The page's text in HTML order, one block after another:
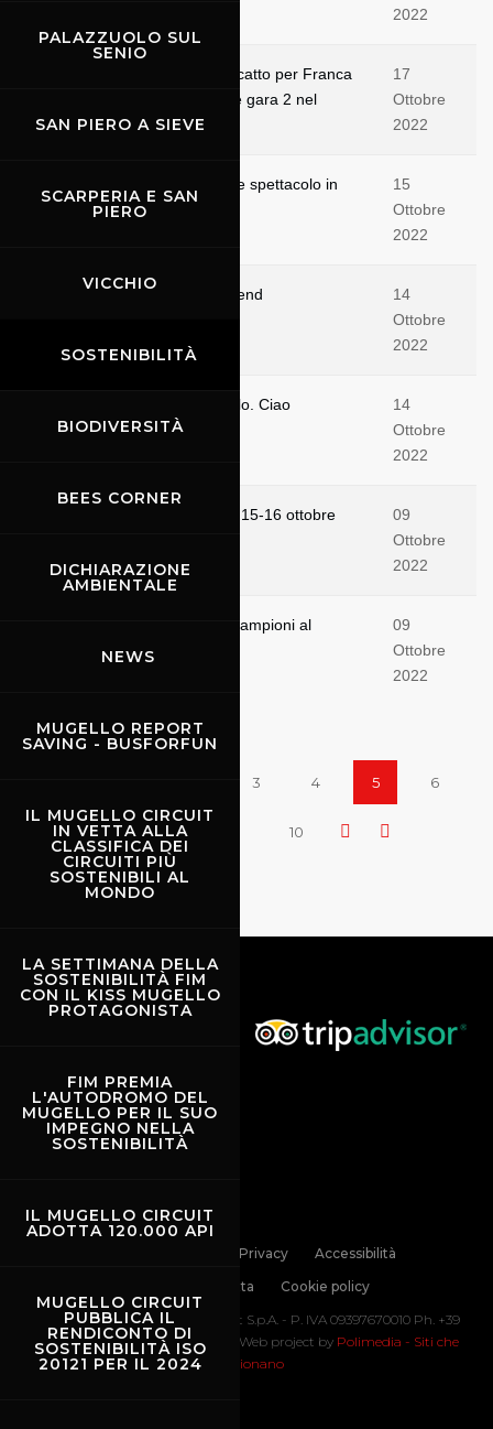
PALAZZUOLO SUL
SENIO
SAN PIERO A SIEVE
SCARPERIA E SAN
PIERO
VICCHIO
SOSTENIBILITÀ
BIODIVERSITÀ
BEES CORNER
DICHIARAZIONE
AMBIENTALE
NEWS
MUGELLO REPORT
SAVING - BUSFORFUN
IL MUGELLO CIRCUIT
IN VETTA ALLA
CLASSIFICA DEI
CIRCUITI PIÙ
SOSTENIBILI AL
MONDO
LA SETTIMANA DELLA
SOSTENIBILITÀ FIM
CON IL KISS MUGELLO
PROTAGONISTA
FIM PREMIA
L'AUTODROMO DEL
MUGELLO PER IL SUO
IMPEGNO NELLA
SOSTENIBILITÀ
IL MUGELLO CIRCUIT
ADOTTA 120.000 API
MUGELLO CIRCUIT
PUBBLICA IL
RENDICONTO DI
SOSTENIBILITÀ ISO
20121 PER IL 2024
2022
Mugello Racing Weekend: riscatto per Franca
in Rs Cup, Francisci si prende gara 2 nel
Master Tricolore Prototipi
17
Ottobre
2022
Mugello Racing Weekend, che spettacolo in
15
Ottobre
2022
Inizia il Mugello Racing Weekend
14
Ottobre
2022
Si è spenta la voce del Mugello. Ciao
Giovanni!
14
Ottobre
2022
Mugello Racing Weekend del 15-16 ottobre
09
Ottobre
2022
Pin, Engstler e Nussbaumer campioni al
09
Ottobre
2022
3 4 5 6
7 8 10
Privacy
Accessibilità
Codice di Condotta
Cookie policy
Copyright ©2026 Mugello Circuit S.p.A. - P. IVA 09397670010 Ph. +39
0558499111- All Rights Reserved | Web project by Polimedia - Siti che
funzionano